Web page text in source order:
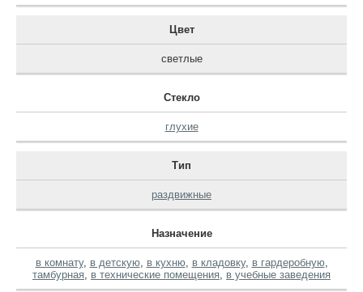
Цвет
светлые
Стекло
глухие
Тип
раздвижные
Назначение
в комнату, в детскую, в кухню, в кладовку, в гардеробную,
тамбурная в технические помещения в учебные заведения